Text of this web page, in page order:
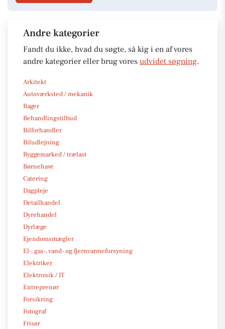
Andre kategorier
Fandt du ikke, hvad du søgte, så kig i en af vores
andre kategorier eller brug vores udvidet søgning.
Arkitekt
Autoværksted / mekanik
Bager
Behandlingstilbud
Bilforhandler
Biludlejning
Byggemarked / trælast
Børnehave
Catering
Dagpleje
Detailhandel
Dyrehandel
Dyrlæge
Ejendomsmægler
El-, gas-, vand- og fjernvarmeforsyning
Elektriker
Elektronik / IT
Entreprenør
Forsikring
Fotograf
Frisør